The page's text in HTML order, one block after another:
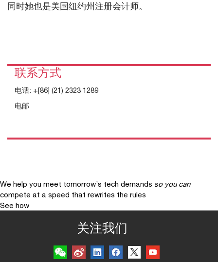
同时她也是美国纽约州注册会计师。
联系方式
电话: +[86] (21) 2323 1289
电邮
We help you meet tomorrow’s tech demands so you can
compete at a speed that rewrites the rules
See how
关注我们